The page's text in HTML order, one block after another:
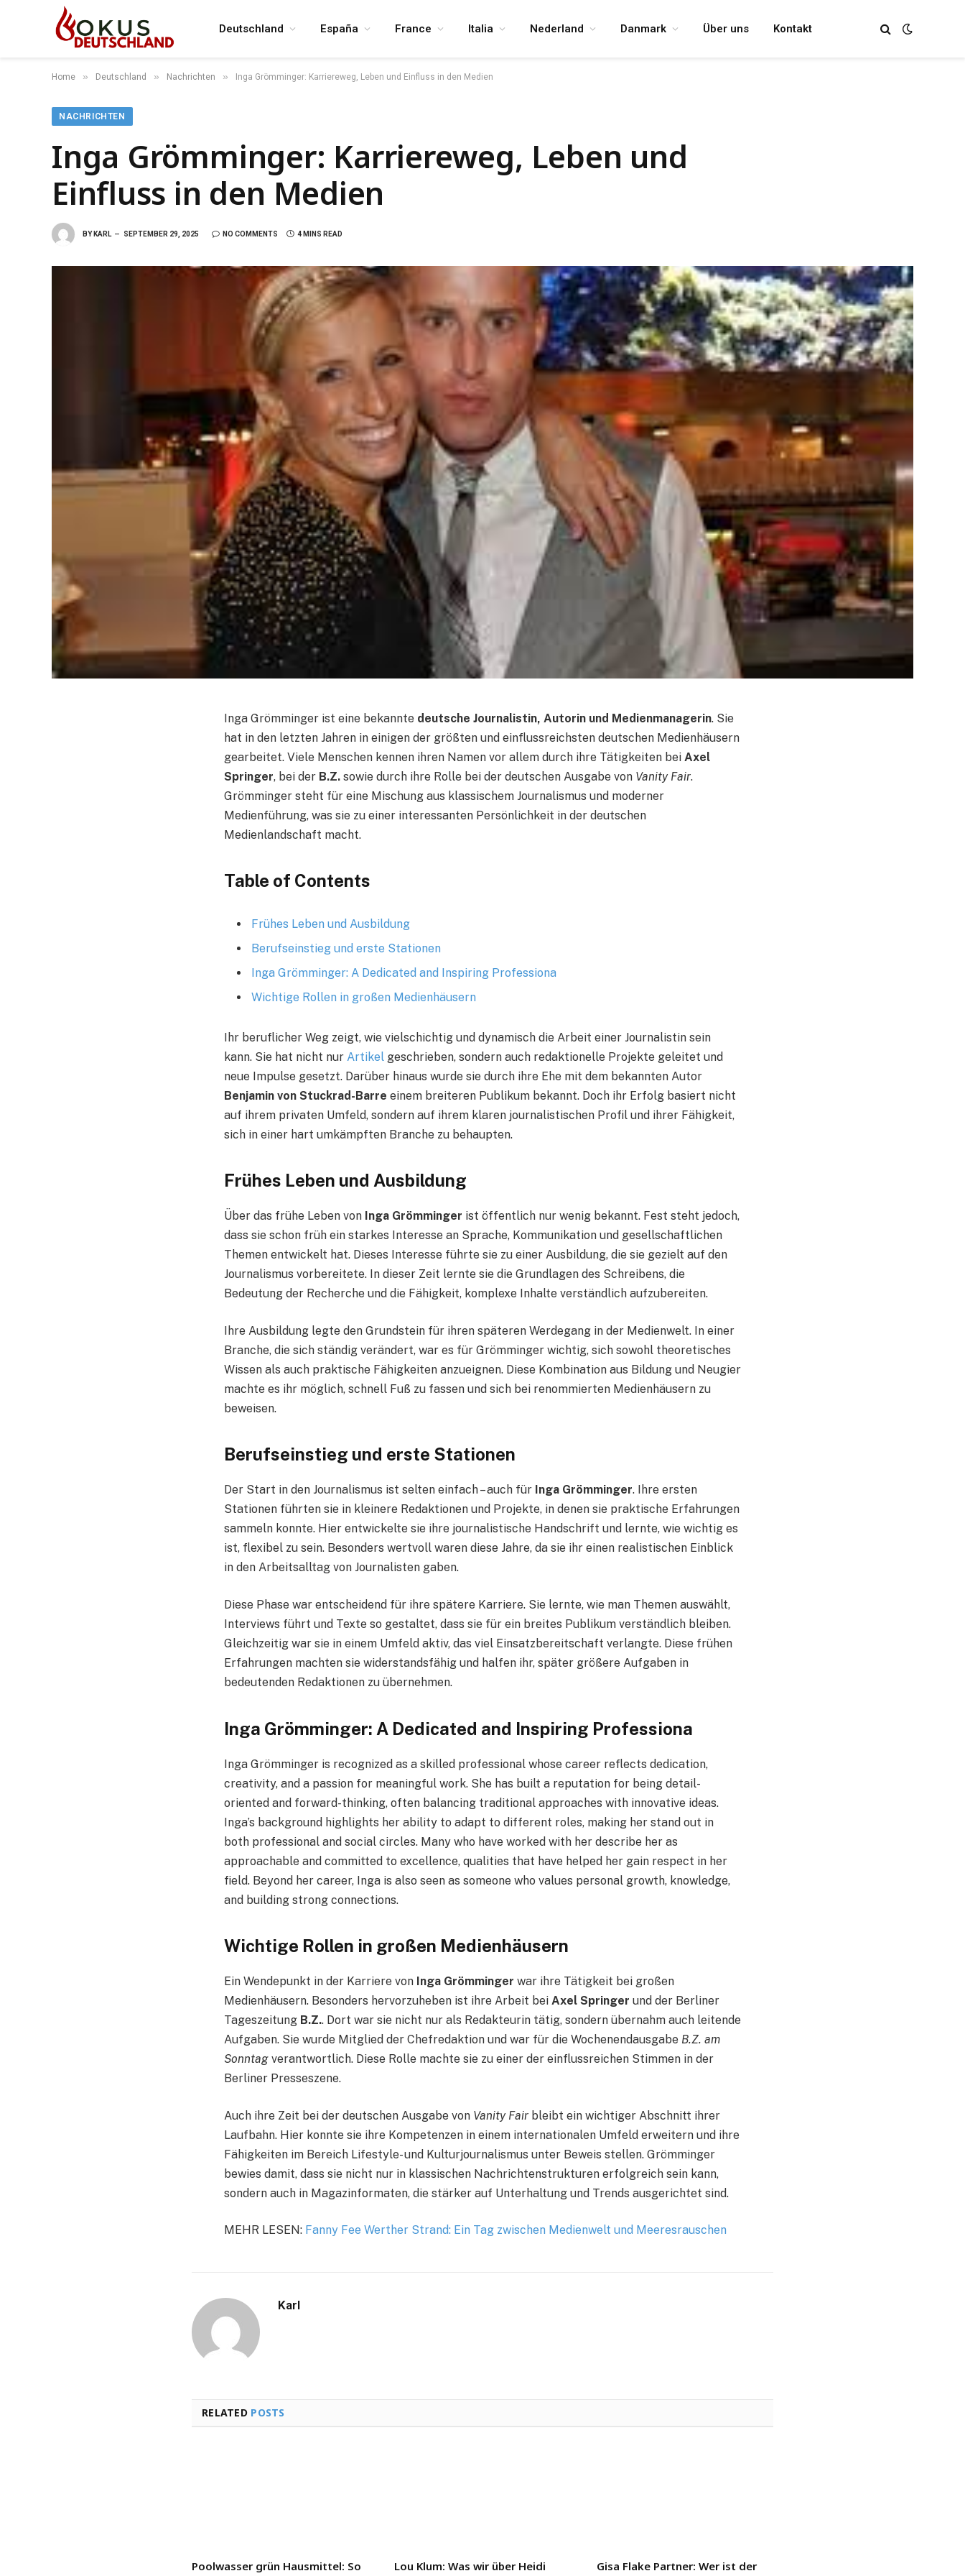
Deutschland España France Italia Nederland Danmark Über uns Kontakt
Home » Deutschland » Nachrichten » Inga Grömminger: Karriereweg, Leben und Einfluss in den Medien
NACHRICHTEN
Inga Grömminger: Karriereweg, Leben und
Einfluss in den Medien
BY KARL SEPTEMBER 29, 2025 NO COMMENTS 4 MINS READ
Inga Grömminger ist eine bekannte deutsche Journalistin, Autorin und Medienmanagerin. Sie
hat in den letzten Jahren in einigen der größten und einflussreichsten deutschen Medienhäusern
gearbeitet. Viele Menschen kennen ihren Namen vor allem durch ihre Tätigkeiten bei Axel
Springer, bei der B.Z. sowie durch ihre Rolle bei der deutschen Ausgabe von Vanity Fair.
Grömminger steht für eine Mischung aus klassischem Journalismus und moderner
Medienführung, was sie zu einer interessanten Persönlichkeit in der deutschen
Medienlandschaft macht.
Table of Contents
Frühes Leben und Ausbildung
Berufseinstieg und erste Stationen
Inga Grömminger: A Dedicated and Inspiring Professiona
Wichtige Rollen in großen Medienhäusern
Ihr beruflicher Weg zeigt, wie vielschichtig und dynamisch die Arbeit einer Journalistin sein
kann. Sie hat nicht nur Artikel geschrieben, sondern auch redaktionelle Projekte geleitet und
neue Impulse gesetzt. Darüber hinaus wurde sie durch ihre Ehe mit dem bekannten Autor
Benjamin von Stuckrad-Barre einem breiteren Publikum bekannt. Doch ihr Erfolg basiert nicht
auf ihrem privaten Umfeld, sondern auf ihrem klaren journalistischen Profil und ihrer Fähigkeit,
sich in einer hart umkämpften Branche zu behaupten.
Frühes Leben und Ausbildung
Über das frühe Leben von Inga Grömminger ist öffentlich nur wenig bekannt. Fest steht jedoch,
dass sie schon früh ein starkes Interesse an Sprache, Kommunikation und gesellschaftlichen
Themen entwickelt hat. Dieses Interesse führte sie zu einer Ausbildung, die sie gezielt auf den
Journalismus vorbereitete. In dieser Zeit lernte sie die Grundlagen des Schreibens, die
Bedeutung der Recherche und die Fähigkeit, komplexe Inhalte verständlich aufzubereiten.
Ihre Ausbildung legte den Grundstein für ihren späteren Werdegang in der Medienwelt. In einer
Branche, die sich ständig verändert, war es für Grömminger wichtig, sich sowohl theoretisches
Wissen als auch praktische Fähigkeiten anzueignen. Diese Kombination aus Bildung und Neugier
machte es ihr möglich, schnell Fuß zu fassen und sich bei renommierten Medienhäusern zu
beweisen.
Berufseinstieg und erste Stationen
Der Start in den Journalismus ist selten einfach – auch für Inga Grömminger. Ihre ersten
Stationen führten sie in kleinere Redaktionen und Projekte, in denen sie praktische Erfahrungen
sammeln konnte. Hier entwickelte sie ihre journalistische Handschrift und lernte, wie wichtig es
ist, flexibel zu sein. Besonders wertvoll waren diese Jahre, da sie ihr einen realistischen Einblick
in den Arbeitsalltag von Journalisten gaben.
Diese Phase war entscheidend für ihre spätere Karriere. Sie lernte, wie man Themen auswählt,
Interviews führt und Texte so gestaltet, dass sie für ein breites Publikum verständlich bleiben.
Gleichzeitig war sie in einem Umfeld aktiv, das viel Einsatzbereitschaft verlangte. Diese frühen
Erfahrungen machten sie widerstandsfähig und halfen ihr, später größere Aufgaben in
bedeutenden Redaktionen zu übernehmen.
Inga Grömminger: A Dedicated and Inspiring Professiona
Inga Grömminger is recognized as a skilled professional whose career reflects dedication,
creativity, and a passion for meaningful work. She has built a reputation for being detail-
oriented and forward-thinking, often balancing traditional approaches with innovative ideas.
Inga’s background highlights her ability to adapt to different roles, making her stand out in
both professional and social circles. Many who have worked with her describe her as
approachable and committed to excellence, qualities that have helped her gain respect in her
field. Beyond her career, Inga is also seen as someone who values personal growth, knowledge,
and building strong connections.
Wichtige Rollen in großen Medienhäusern
Ein Wendepunkt in der Karriere von Inga Grömminger war ihre Tätigkeit bei großen
Medienhäusern. Besonders hervorzuheben ist ihre Arbeit bei Axel Springer und der Berliner
Tageszeitung B.Z.. Dort war sie nicht nur als Redakteurin tätig, sondern übernahm auch leitende
Aufgaben. Sie wurde Mitglied der Chefredaktion und war für die Wochenendausgabe B.Z. am
Sonntag verantwortlich. Diese Rolle machte sie zu einer der einflussreichen Stimmen in der
Berliner Presseszene.
Auch ihre Zeit bei der deutschen Ausgabe von Vanity Fair bleibt ein wichtiger Abschnitt ihrer
Laufbahn. Hier konnte sie ihre Kompetenzen in einem internationalen Umfeld erweitern und ihre
Fähigkeiten im Bereich Lifestyle- und Kulturjournalismus unter Beweis stellen. Grömminger
bewies damit, dass sie nicht nur in klassischen Nachrichtenstrukturen erfolgreich sein kann,
sondern auch in Magazinformaten, die stärker auf Unterhaltung und Trends ausgerichtet sind.
MEHR LESEN: Fanny Fee Werther Strand: Ein Tag zwischen Medienwelt und Meeresrauschen
Karl
RELATED POSTS
Poolwasser grün Hausmittel: So
Lou Klum: Was wir über Heidi
Gisa Flake Partner: Wer ist der